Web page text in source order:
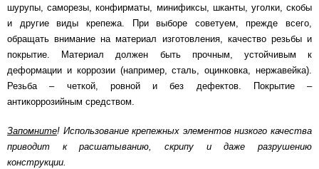
шурупы, саморезы, конфирматы, минификсы, шканты, уголки, скобы
и другие виды крепежа. При выборе советуем, прежде всего,
обращать внимание на материал изготовления, качество резьбы и
покрытие. Материал должен быть прочным, устойчивым к
деформации и коррозии (например, сталь, оцинковка, нержавейка).
Резьба – четкой, ровной и без дефектов. Покрытие –
антикоррозийным средством.
Запомните! Использование крепежных элементов низкого качества
приводит к расшатыванию, скрипу и даже разрушению
конструкции.